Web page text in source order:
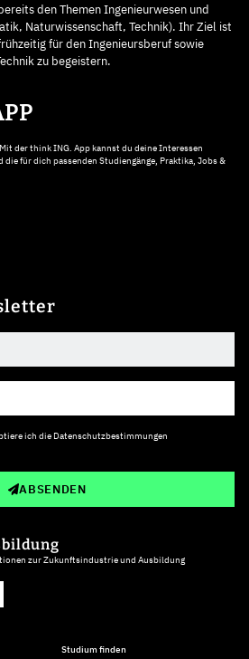
den Themen Ingenieurwesen und
Naturwissenschaft, Technik). Ihr Ziel ist
für den Ingenieursberuf sowie
zu begeistern.
der think ING. App kannst du deine Interessen
die für dich passenden Studiengänge, Praktika, Jobs &
ich die Datenschutzbestimmungen
ABSENDEN
zur Zukunftsindustrie und Ausbildung
Studium finden